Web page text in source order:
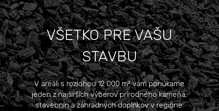
VŠETKO PRE VAŠU
STAVBU
V areáli s rozlohou 12 000 m² vám ponúkame
jeden z najširších výberov prírodného kameňa,
stavebnín a záhradných doplnkov v regióne.